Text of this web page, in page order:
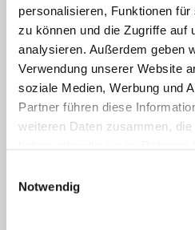
personalisieren, Funktionen
zu können und die Zugriffe auf
analysieren. Außerdem geben
Verwendung unserer Website
soziale Medien, Werbung und
Partner führen diese
weiteren Daten zusammen,
Notwendig
controlled trial.
PLoS One. 2018 Jan
10.1371/
29351310; PMCID:
Mutambudzi M, Siegrist J,
Association between
U.S. workers. J